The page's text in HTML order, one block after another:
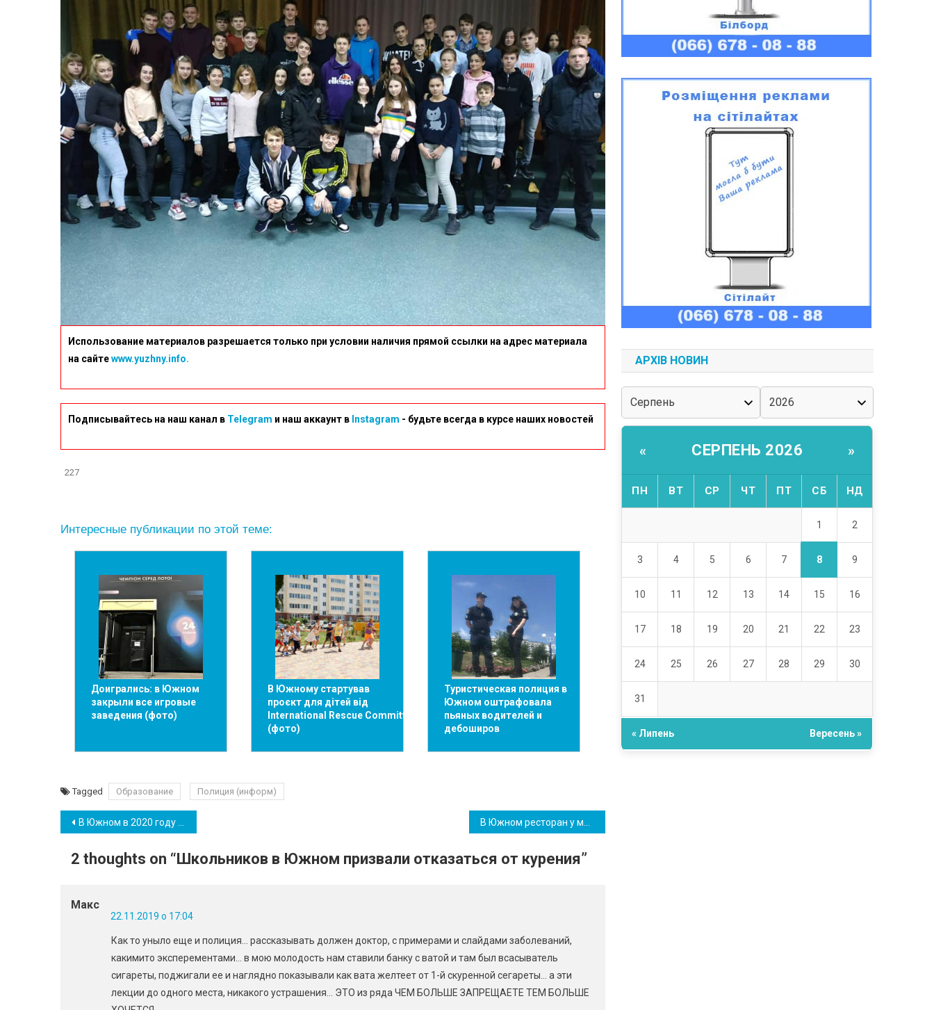
Использование материалов разрешается только при условии наличия прямой ссылки на адрес материала
на сайтеwww.yuzhny.info.
Подписывайтесь на наш канал в Telegram и наш аккаунт в Instagram - будьте всегда в курсе наших новостей
227
Интересные публикации по этой теме:
Доигрались: в Южном
закрыли все игровые
заведения (фото)
В Южному стартував
проєкт для дітей від
International Rescue Committee
(фото)
Туристическая полиция в
Южном оштрафовала
пьяных водителей и
дебоширов
Tagged Образование Полиция (информ)
Навігація
записів
В Южном в 2020 году будет спроектирован городской скейт-парк (фото)
2 thoughts on “Школьников в Южном призвали отказаться от курения”
Макс
22.11.2019 о 17:04
Как то уныло еще и полиция… рассказывать должен доктор, с примерами и слайдами заболеваний,
какимито эксперементами… в мою молодость нам ставили банку с ватой и там был всасыватель
сигареты, поджигали ее и наглядно показывали как вата желтеет от 1-й скуренной сегареты… а эти
лекции до одного места, никакого устрашения… ЭТО из ряда ЧЕМ БОЛЬШЕ ЗАПРЕЩАЕТЕ ТЕМ БОЛЬШЕ
АРХІВ НОВИН
« СЕРПЕНЬ 2026 »
ПН ВТ СР ЧТ ПТ СБ НД
1 2
3 4 5 6 7 8 9
10 11 12 13 14 15 16
17 18 19 20 21 22 23
24 25 26 27 28 29 30
31
« Липень Вересень »